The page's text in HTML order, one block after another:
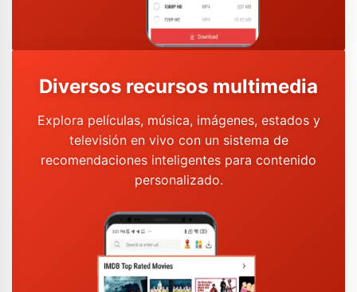
Diversos recursos multimedia
Explora películas, música, imágenes, estados y
televisión en vivo con un sistema de
recomendaciones inteligentes para contenido
personalizado.